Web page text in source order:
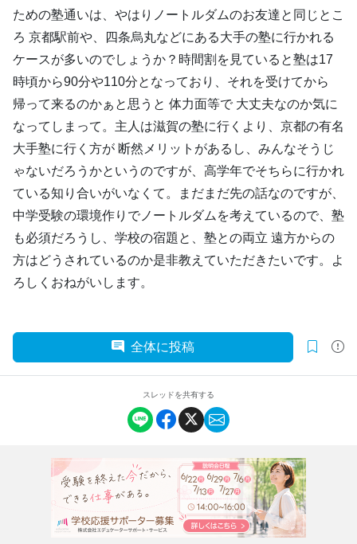
ための塾通いは、やはりノートルダムのお友達と同じとこ
ろ 京都駅前や、四条烏丸などにある大手の塾に行かれる
ケースが多いのでしょうか？時間割を見ていると塾は17
時頃から90分や110分となっており、それを受けてから
帰って来るのかぁと思うと 体力面等で 大丈夫なのか気に
なってしまって。主人は滋賀の塾に行くより、京都の有名
大手塾に行く方が 断然メリットがあるし、みんなそうじ
ゃないだろうかというのですが、高学年でそちらに行かれ
ている知り合いがいなくて。まだまだ先の話なのですが、
中学受験の環境作りでノートルダムを考えているので、塾
も必須だろうし、学校の宿題と、塾との両立 遠方からの
方はどうされているのか是非教えていただきたいです。よ
ろしくおねがいします。
全体に投稿
スレッドを共有する